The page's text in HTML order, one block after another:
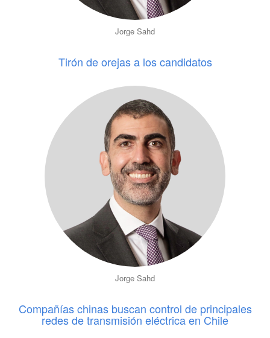
Jorge Sahd
Tirón de orejas a los candidatos
Jorge Sahd
Compañías chinas buscan control de principales
redes de transmisión eléctrica en Chile